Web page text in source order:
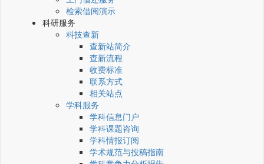
检索借阅演示
科研服务
科技查新
查新站简介
查新流程
收费标准
联系方式
相关站点
学科服务
学科信息门户
学科课题咨询
学科情报订阅
学术规范与投稿指南